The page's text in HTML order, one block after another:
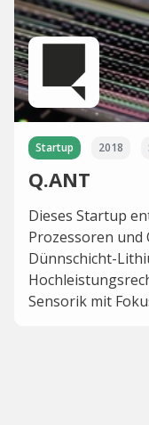
Startup 2018
Q.ANT
Dieses Startup
Prozessoren
Dünnschicht-
Sensorik mit